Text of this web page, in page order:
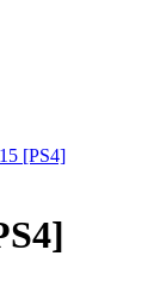
[PS4]